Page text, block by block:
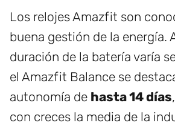
Los relojes Amazfit son
buena gestión de la energía.
duración de la batería varía
el Amazfit Balance se
autonomía de hasta 14 días
con creces la media de la